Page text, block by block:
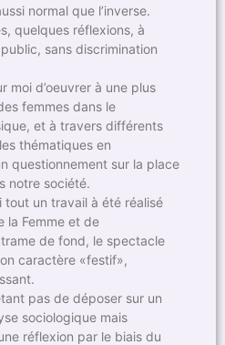
normal que l’inverse.
quelques réflexions, à
sans discrimination
moi d’oeuvrer à une plus
femmes dans le
et à travers différents
thématiques en
questionnement sur la place
notre société.
tout un travail à été réalisé
la Femme et de
trame de fond, le spectacle
caractère «festif»,
pas de déposer sur un
sociologique mais
réflexion par le biais du